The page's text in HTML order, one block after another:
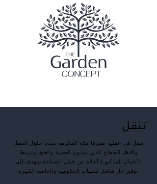
تنقل
تنقل هي عملية مقرها مكة المكرمة نقدم حلول التنقل
والنقل للحجاج الذين يؤدون العمرة والحج، وترتبط
الأعمال المذكورة أعلاه من خلال الصناعة ونهدف إلى
توفير حل شامل للجهات الحكومية والخاصة الكبيرة